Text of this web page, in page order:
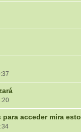
para acceder mira esto